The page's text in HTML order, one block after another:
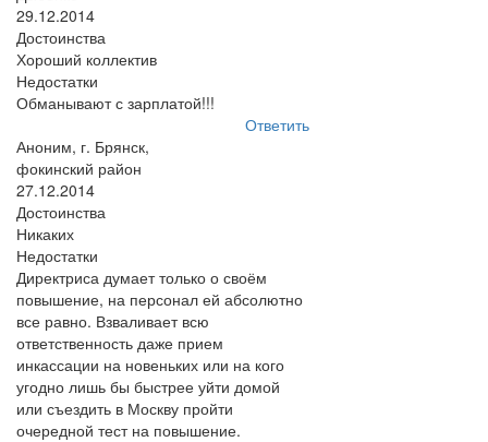
29.12.2014
Достоинства
Хороший коллектив
Недостатки
Обманывают с зарплатой!!!
Ответить
Аноним, г. Брянск,
фокинский район
27.12.2014
Достоинства
Никаких
Недостатки
Директриса думает только о своём
повышение, на персонал ей абсолютно
все равно. Взваливает всю
ответственность даже прием
инкассации на новеньких или на кого
угодно лишь бы быстрее уйти домой
или съездить в Москву пройти
очередной тест на повышение.